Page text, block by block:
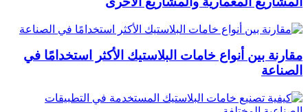
مقارنة بين أنواع خامات البلاستيك الأكثر استخدامًا في
الصناعة